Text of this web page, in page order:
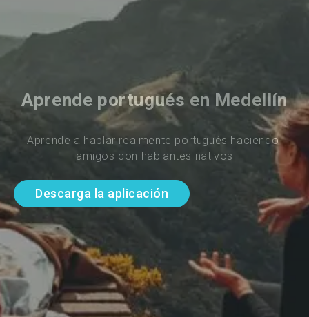
Aprende portugués en Medellín
Aprende a hablar realmente portugués haciendo
amigos con hablantes nativos
Descarga la aplicación